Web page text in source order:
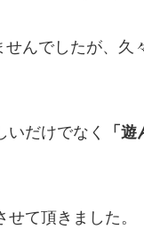
んでしたが、久
いだけでなく
「
て頂きました。